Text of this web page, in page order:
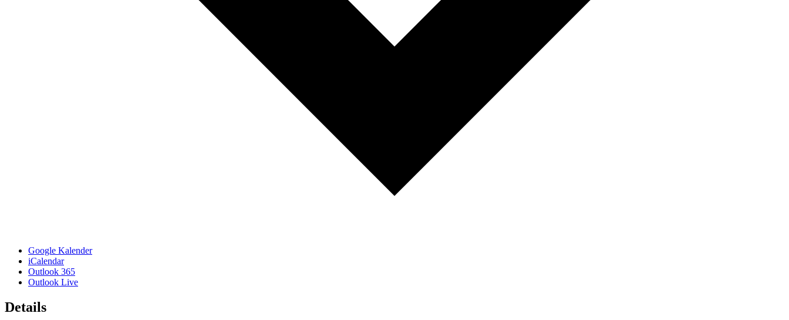
Google Kalender
iCalendar
Outlook 365
Outlook Live
Details